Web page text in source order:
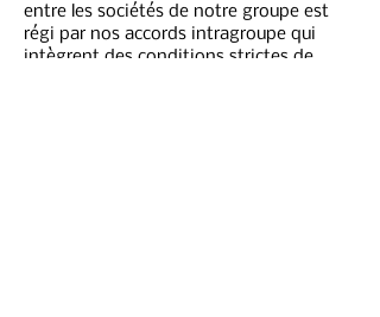
entre les sociétés de notre groupe est
régi par nos accords intragroupe qui
intègrent des conditions strictes de